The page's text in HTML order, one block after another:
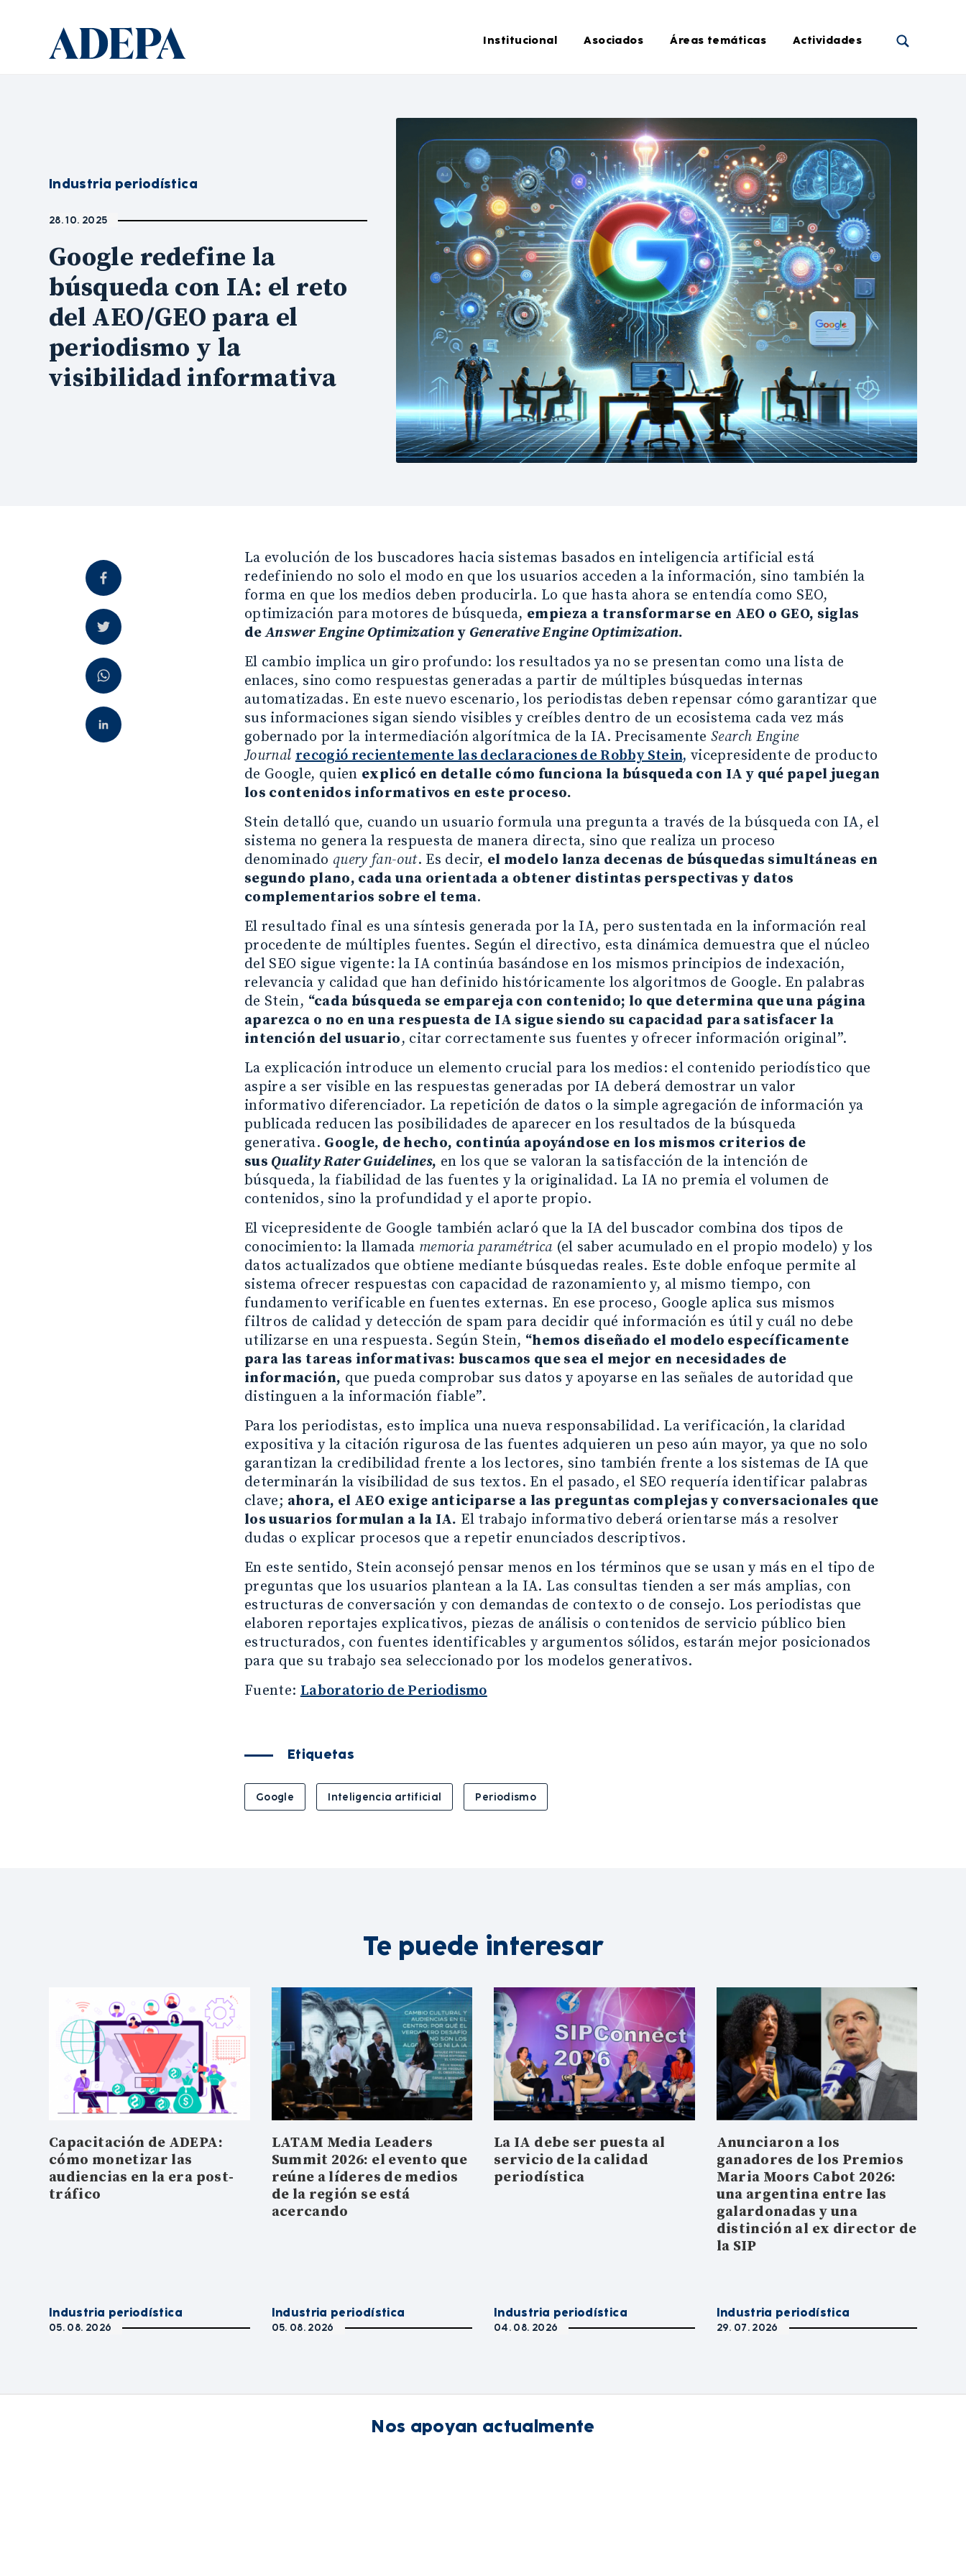
Institucional Asociados Áreas temáticas Actividades
Industria periodística
28. 10. 2025
Google redefine la
búsqueda con IA: el reto
del AEO/GEO para el
periodismo y la
visibilidad informativa
La evolución de los buscadores hacia sistemas basados en inteligencia artificial está
redefiniendo no solo el modo en que los usuarios acceden a la información, sino también la
forma en que los medios deben producirla. Lo que hasta ahora se entendía como SEO,
optimización para motores de búsqueda, empieza a transformarse en AEO o GEO, siglas
deAnswer Engine Optimization y Generative Engine Optimization.
El cambio implica un giro profundo: los resultados ya no se presentan como una lista de
enlaces, sino como respuestas generadas a partir de múltiples búsquedas internas
automatizadas. En este nuevo escenario, los periodistas deben repensar cómo garantizar que
sus informaciones sigan siendo visibles y creíbles dentro de un ecosistema cada vez más
gobernado por la intermediación algorítmica de la IA. PrecisamenteSearch Engine
Journal recogió recientemente las declaraciones de Robby Stein, vicepresidente de producto
de Google, quien explicó en detalle cómo funciona la búsqueda con IA y qué papel juegan
los contenidos informativos en este proceso.
Stein detalló que, cuando un usuario formula una pregunta a través de la búsqueda con IA, el
sistema no genera la respuesta de manera directa, sino que realiza un proceso
denominado query fan-out. Es decir, el modelo lanza decenas de búsquedas simultáneas en
segundo plano, cada una orientada a obtener distintas perspectivas y datos
complementarios sobre el tema.
El resultado final es una síntesis generada por la IA, pero sustentada en la información real
procedente de múltiples fuentes. Según el directivo, esta dinámica demuestra que el núcleo
del SEO sigue vigente: la IA continúa basándose en los mismos principios de indexación,
relevancia y calidad que han definido históricamente los algoritmos de Google. En palabras
de Stein, “cada búsqueda se empareja con contenido; lo que determina que una página
aparezca o no en una respuesta de IA sigue siendo su capacidad para satisfacer la
intención del usuario, citar correctamente sus fuentes y ofrecer información original”.
La explicación introduce un elemento crucial para los medios: el contenido periodístico que
aspire a ser visible en las respuestas generadas por IA deberá demostrar un valor
informativo diferenciador. La repetición de datos o la simple agregación de información ya
publicada reducen las posibilidades de aparecer en los resultados de la búsqueda
generativa. Google, de hecho, continúa apoyándose en los mismos criterios de
sus Quality Rater Guidelines, en los que se valoran la satisfacción de la intención de
búsqueda, la fiabilidad de las fuentes y la originalidad. La IA no premia el volumen de
contenidos, sino la profundidad y el aporte propio.
El vicepresidente de Google también aclaró que la IA del buscador combina dos tipos de
conocimiento: la llamada memoria paramétrica(el saber acumulado en el propio modelo) y los
datos actualizados que obtiene mediante búsquedas reales. Este doble enfoque permite al
sistema ofrecer respuestas con capacidad de razonamiento y, al mismo tiempo, con
fundamento verificable en fuentes externas. En ese proceso, Google aplica sus mismos
filtros de calidad y detección de spam para decidir qué información es útil y cuál no debe
utilizarse en una respuesta. Según Stein, “hemos diseñado el modelo específicamente
para las tareas informativas: buscamos que sea el mejor en necesidades de
información, que pueda comprobar sus datos y apoyarse en las señales de autoridad que
distinguen a la información fiable”.
Para los periodistas, esto implica una nueva responsabilidad. La verificación, la claridad
expositiva y la citación rigurosa de las fuentes adquieren un peso aún mayor, ya que no solo
garantizan la credibilidad frente a los lectores, sino también frente a los sistemas de IA que
determinarán la visibilidad de sus textos. En el pasado, el SEO requería identificar palabras
clave; ahora, el AEO exige anticiparse a las preguntas complejas y conversacionales que
los usuarios formulan a la IA. El trabajo informativo deberá orientarse más a resolver
dudas o explicar procesos que a repetir enunciados descriptivos.
En este sentido, Stein aconsejó pensar menos en los términos que se usan y más en el tipo de
preguntas que los usuarios plantean a la IA. Las consultas tienden a ser más amplias, con
estructuras de conversación y con demandas de contexto o de consejo. Los periodistas que
elaboren reportajes explicativos, piezas de análisis o contenidos de servicio público bien
estructurados, con fuentes identificables y argumentos sólidos, estarán mejor posicionados
para que su trabajo sea seleccionado por los modelos generativos.
Fuente:Laboratorio de Periodismo
Etiquetas
Google Inteligencia artificial Periodismo
Te puede interesar
Capacitación de ADEPA:
cómo monetizar las
audiencias en la era post-
tráfico
Industria periodística
05. 08. 2026
LATAM Media Leaders
Summit 2026: el evento que
reúne a líderes de medios
de la región se está
acercando
Industria periodística
05. 08. 2026
La IA debe ser puesta al
servicio de la calidad
periodística
Industria periodística
04. 08. 2026
Anunciaron a los
ganadores de los Premios
Maria Moors Cabot 2026:
una argentina entre las
galardonadas y una
distinción al ex director de
la SIP
Industria periodística
29. 07. 2026
Nos apoyan actualmente